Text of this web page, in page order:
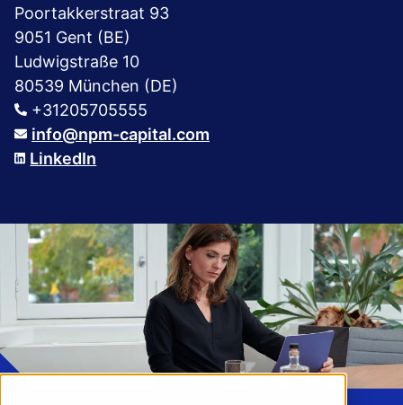
Poortakkerstraat 93
9051 Gent (BE)
Ludwigstraße 10
80539 München (DE)
+31205705555
info@npm-capital.com
LinkedIn